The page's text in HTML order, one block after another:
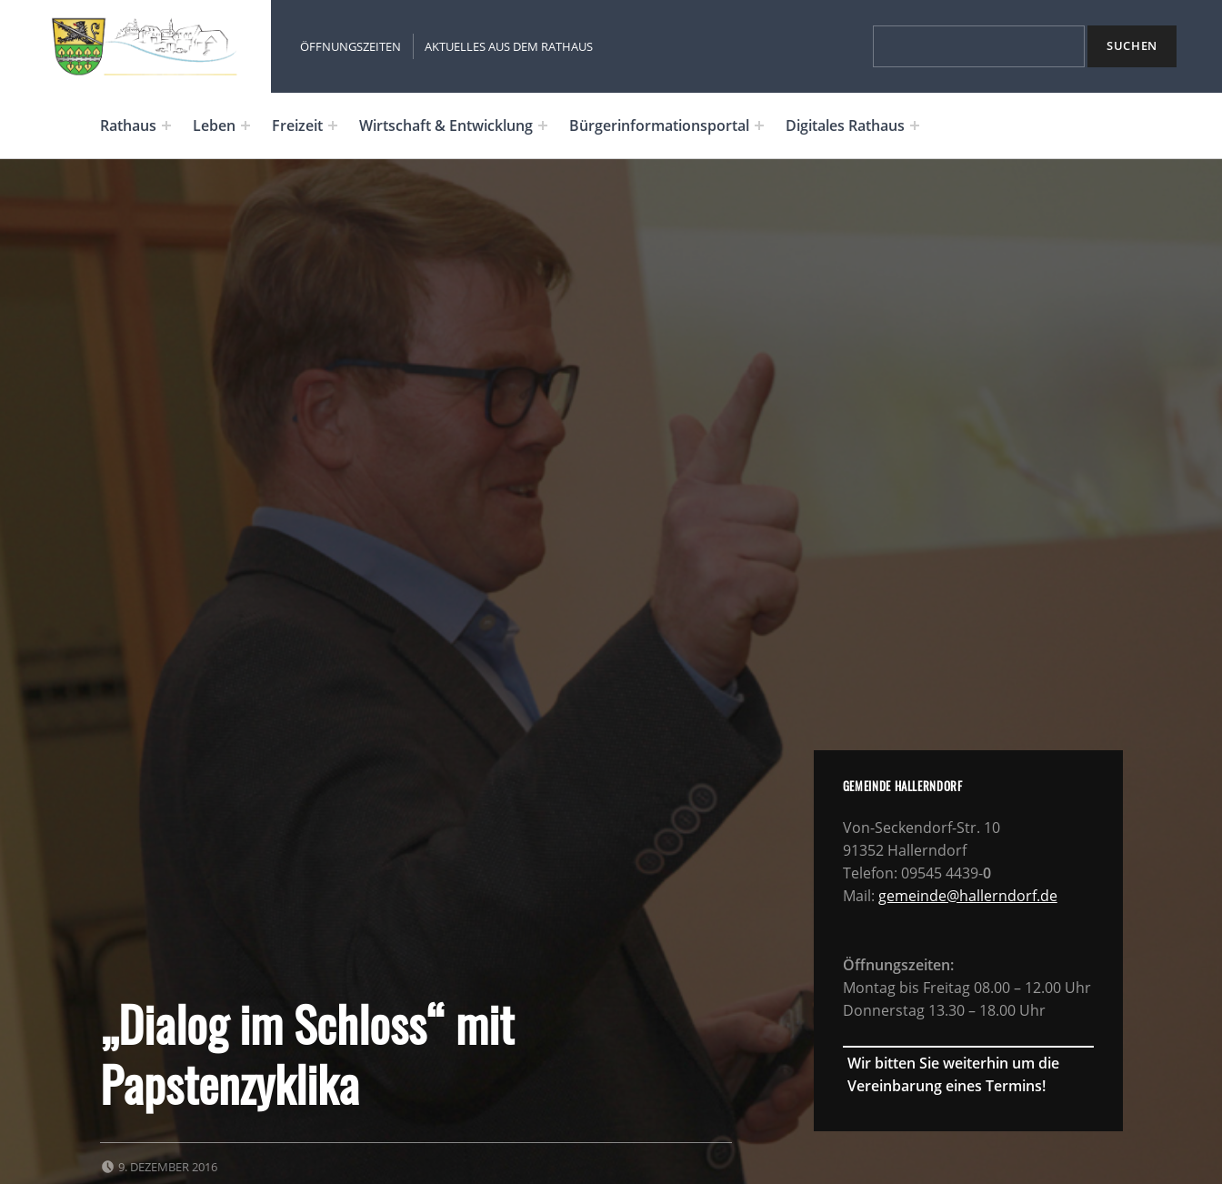
ÖFFNUNGSZEITEN AKTUELLES AUS DEM RATHAUS SUCHEN
Rathaus Leben Freizeit Wirtschaft & Entwicklung Bürgerinformationsportal Digitales Rathaus
„Dialog im Schloss“ mit
Papstenzyklika
POSTED ON:
9. DEZEMBER 2016
GEMEINDE HALLERNDORF
Von-Seckendorf-Str. 10
91352 Hallerndorf
Telefon: 09545 4439-0
Mail: gemeinde@hallerndorf.de
Öffnungszeiten:
Montag bis Freitag 08.00 – 12.00 Uhr
Donnerstag 13.30 – 18.00 Uhr
Wir bitten Sie weiterhin um die
Vereinbarung eines Termins!